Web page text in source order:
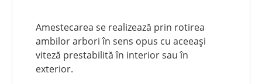
Amestecarea se realizează prin rotirea
ambilor arbori în sens opus cu aceeași
viteză prestabilită în interior sau în
exterior.